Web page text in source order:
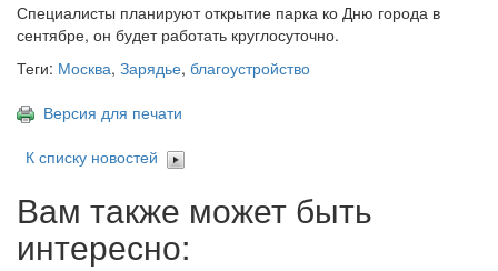
Специалисты планируют открытие парка ко Дню города в
сентябре, он будет работать круглосуточно.
Теги: Москва, Зарядье, благоустройство
Версия для печати
К списку новостей
Вам также может быть
интересно: